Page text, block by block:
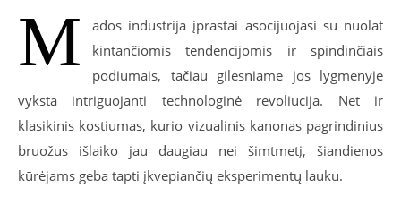
M
ados industrija įprastai asocijuojasi su nuolat
kintančiomis tendencijomis ir spindinčiais
podiumais, tačiau gilesniame jos lygmenyje
vyksta intriguojanti technologinė revoliucija. Net ir
klasikinis kostiumas, kurio vizualinis kanonas pagrindinius
bruožus išlaiko jau daugiau nei šimtmetį, šiandienos
kūrėjams geba tapti įkvepiančių eksperimentų lauku.